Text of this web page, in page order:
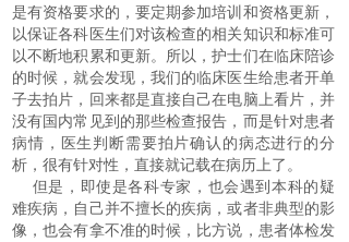
是有资格要求的，要定期参加培训和资格更新，
以保证各科医生们对该检查的相关知识和标准可
以不断地积累和更新。所以，护士们在临床陪诊
的时候，就会发现，我们的临床医生给患者开单
子去拍片，回来都是直接自己在电脑上看片，并
没有国内常见到的那些检查报告，而是针对患者
病情，医生判断需要拍片确认的病态进行的分
析，很有针对性，直接就记载在病历上了。
但是，即使是各科专家，也会遇到本科的疑
难疾病，自己并不擅长的疾病，或者非典型的影
像，也会有拿不准的时候，比方说，患者体检发